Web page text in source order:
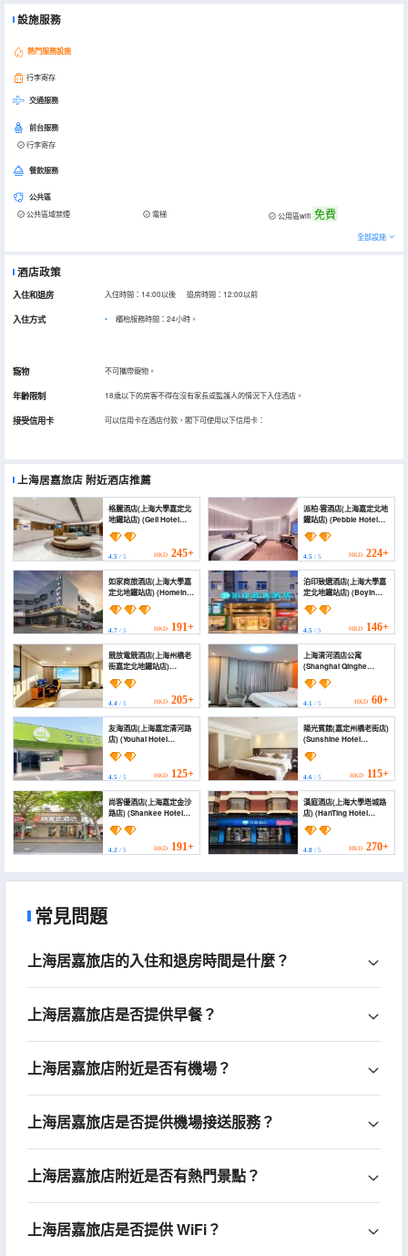
設施服務
熱門服務設施
行李寄存
交通服務
前台服務
行李寄存
餐飲服務
公共區
公共區域禁煙 電梯 公用區wifi 免費
全部設施
酒店政策
入住和退房 入住時間：14:00以後 退房時間：12:00以前
入住方式 櫃枱服務時間：24小時。
寵物 不可攜帶寵物。
年齡限制 18歲以下的房客不得在沒有家長或監護人的情況下入住酒店。
接受信用卡 可以信用卡在酒店付款，閣下可使用以下信用卡：
上海居嘉旅店 附近酒店推薦
格麗酒店(上海大學嘉定北
地鐵站店) (Geli Hotel
(Shanghai Jiading
North Metro Station
Chengzhong Road
Branch))
4.5 / 5 HKD 245+
派柏·雲酒店(上海嘉定北地
鐵站店) (Pebble Hotel
(Shanghai Jiading
North Subway Station))
4.5/ 5 HKD 224+
如家商旅酒店(上海大學嘉
定北地鐵站店) (Homeinn
Selected Hotel
(Shanghai University
Jiading North Subway
Station))
4.7 / 5 HKD 191+
泊印致選酒店(上海大學嘉
定北地鐵站店) (Boyin
Zhixuan Hotel
(Shanghai University
Jiading North Subway
Station))
4.5/ 5 HKD 146+
競放電競酒店(上海州橋老
街嘉定北地鐵站店)
(Jingdian E-sports
Hotel (Shanghai
Zhouqiao Old Street ·
North Jiading Metro
Station Branch))
4.4 / 5 HKD 205+
上海清河酒店公寓
(Shanghai Qinghe
Serviced Apartment)
4.1/ 5 HKD 60+
友海酒店(上海嘉定清河路
店) (Youhai Hotel
(Shanghai University
Qinghe Road))
4.5 / 5 HKD 125+
陽光賓館(嘉定州橋老街店)
(Sunshine Hotel
(Jiading Zhouqiao Old
Street))
4.6/ 5 HKD 115+
尚客優酒店(上海嘉定金沙
路店) (Shankee Hotel
(Shanghai Jiading
Jinsha Road))
4.2 / 5 HKD 191+
漢庭酒店(上海大學塔城路
店) (HanTing Hotel
(Shanghai University
Tacheng Road))
4.8/ 5 HKD 270+
常見問題
上海居嘉旅店的入住和退房時間是什麼？
上海居嘉旅店是否提供早餐？
上海居嘉旅店附近是否有機場？
上海居嘉旅店是否提供機場接送服務？
上海居嘉旅店附近是否有熱門景點？
上海居嘉旅店是否提供 WiFi？